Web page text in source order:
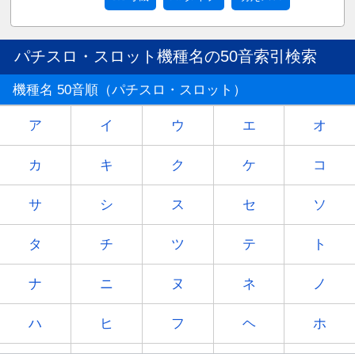
パチスロ・スロット機種名の50音索引検索
機種名 50音順（パチスロ・スロット）
ア イ ウ エ オ
カ キ ク ケ コ
サ シ ス セ ソ
タ チ ツ テ ト
ナ ニ ヌ ネ ノ
ハ ヒ フ ヘ ホ